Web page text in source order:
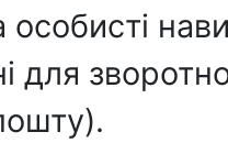
особисті
для